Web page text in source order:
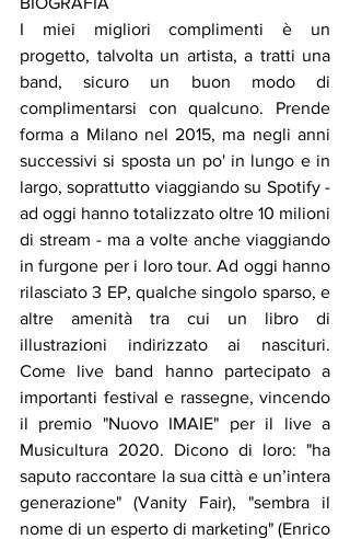
I miei migliori complimenti è un
progetto, talvolta un artista, a tratti una
band, sicuro un buon modo di
complimentarsi con qualcuno. Prende
forma a Milano nel 2015, ma negli anni
successivi si sposta un po' in lungo e in
largo, soprattutto viaggiando su Spotify -
ad oggi hanno totalizzato oltre 10 milioni
di stream - ma a volte anche viaggiando
in furgone per i loro tour. Ad oggi hanno
rilasciato 3 EP, qualche singolo sparso, e
altre amenità tra cui un libro di
illustrazioni indirizzato ai nascituri.
Come live band hanno partecipato a
importanti festival e rassegne, vincendo
il premio "Nuovo IMAIE" per il live a
Musicultura 2020. Dicono di loro: "ha
saputo raccontare la sua città e un’intera
generazione" (Vanity Fair), "sembra il
nome di un esperto di marketing" (Enrico